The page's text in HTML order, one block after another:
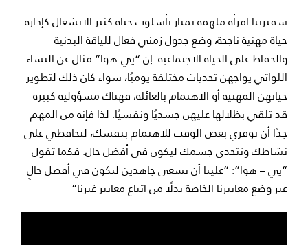
سفيرتنا امرأة ملهمة تمتاز بأسلوب حياة كثير الانشغال كإدارة
حياة مهنية ناجحة، وضع جدول زمني فعال للياقة البدنية
والحفاظ على الحياة الاجتماعية. إن “يي-هوا” مثال عن النساء
اللواتي يواجهن تحديات مختلفة يوميًا، سواء كان ذلك لتطوير
حياتهن المهنية أو الاهتمام بالعائلة، فهناك مسؤولية كبيرة
قد تلقي بظلالها عليهن جسديًا ونفسيًا. لذا فإنه من المهم
جدًا أن توفري بعض الوقت للاهتمام بنفسك، لتحافظي على
نشاطك وتتحدي جسمك ليكون في أفضل حال. فكما تقول
“يي – هوا”: “علينا أن نسعى جاهدين لنكون في أفضل حالٍ
عبر وضع معاييرنا الخاصة بدلًا من اتباع معايير غيرنا”